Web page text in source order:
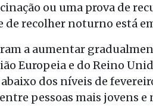
ou uma prova de
de recolher noturno está
a aumentar
Europeia e do Reino
dos níveis de
pessoas mais jovens e